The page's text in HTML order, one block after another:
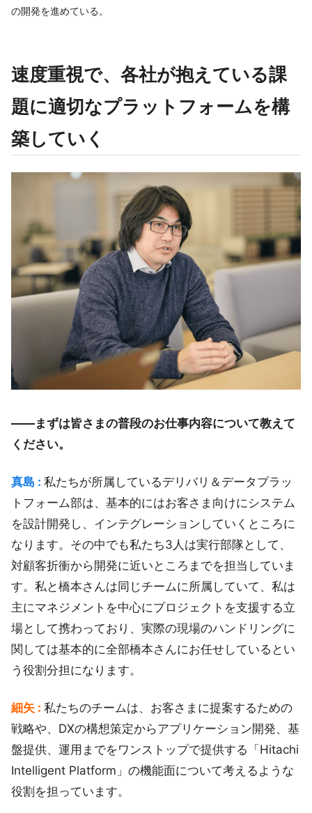
の開発を進めている。
速度重視で、各社が抱えている課
題に適切なプラットフォームを構
築していく
――まずは皆さまの普段のお仕事内容について教えて
ください。
真島 : 私たちが所属しているデリバリ＆データプラッ
トフォーム部は、基本的にはお客さま向けにシステム
を設計開発し、インテグレーションしていくところに
なります。その中でも私たち3人は実行部隊として、
対顧客折衝から開発に近いところまでを担当していま
す。私と橋本さんは同じチームに所属していて、私は
主にマネジメントを中心にプロジェクトを支援する立
場として携わっており、実際の現場のハンドリングに
関しては基本的に全部橋本さんにお任せしているとい
う役割分担になります。
細矢 : 私たちのチームは、お客さまに提案するための
戦略や、DXの構想策定からアプリケーション開発、基
盤提供、運用までをワンストップで提供する「Hitachi
Intelligent Platform」の機能面について考えるような
役割を担っています。